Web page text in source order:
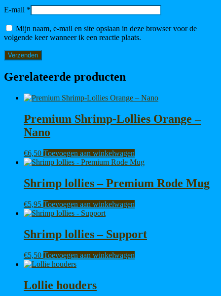
E-mail *
Mijn naam, e-mail en site opslaan in deze browser voor de
volgende keer wanneer ik een reactie plaats.
Gerelateerde producten
Premium Shrimp-Lollies Orange –
Nano
€6,50 Toevoegen aan winkelwagen
Shrimp lollies – Premium Rode Mug
€5,95 Toevoegen aan winkelwagen
Shrimp lollies – Support
€5,50 Toevoegen aan winkelwagen
Lollie houders